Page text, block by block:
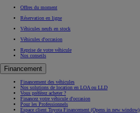
Offres du moment
Réservation en ligne
Véhicules neufs en stock
Véhicules d'occasion
Reprise de votre véhicule
Nos conseils
Financement
Financement des véhicules
Nos solutions de location en LOA ou LLD
Vous préférez acheter ?
Financez votre véhicule d'occasion
Pour les Professionnels
Espace client Toyota Financement (Opens in new window)